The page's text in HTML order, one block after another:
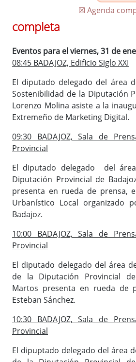
☒ Agenda
completa
Eventos para el viernes, 31 de
08:45 BADAJOZ, Edificio Siglo XXI
El diputado delegado del área
Sostenibilidad de la Diputación
Lorenzo Molina asiste a la
Extremeño de Marketing Digital.
09:30 BADAJOZ, Sala de
Provincial
El diputado delegado del
Diputación Provincial de
presenta en rueda de prensa,
Urbanístico Local organizado
Badajoz.
10:00 BADAJOZ, Sala de
Provincial
El diputado delegado del área
de la Diputación Provincial de
Martos presenta en rueda de
Esteban Sánchez.
10:30 BADAJOZ, Sala de
Provincial
El dipuptado delegado del área